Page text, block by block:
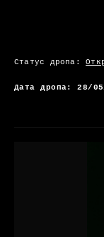
Статус дропа:
Дата дропа: 28/